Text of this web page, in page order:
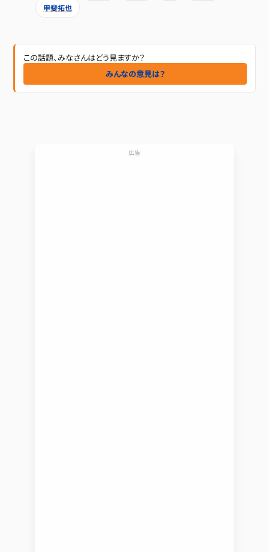
甲斐拓也
この話題、みなさんはどう見ますか？
みんなの意見は？
広告